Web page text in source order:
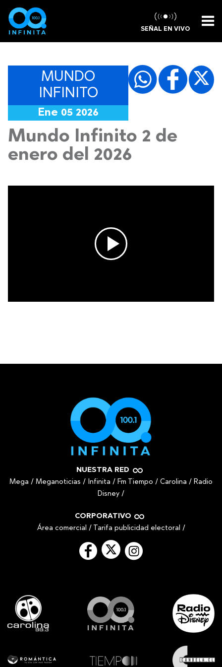
SEÑAL EN VIVO
MUNDO
INFINITO
Ene 05 2026
Mundo Infinito 2 de
enero del 2026
NUESTRA RED
Mega / Meganoticias / Infinita / Fm Tiempo / Carolina / Radio
Disney /
CORPORATIVO
Área comercial / Tarifa publicidad electoral /